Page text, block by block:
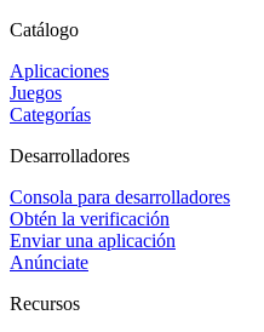
Catálogo
Aplicaciones
Juegos
Categorías
Desarrolladores
Consola para desarrolladores
Obtén la verificación
Enviar una aplicación
Anúnciate
Recursos